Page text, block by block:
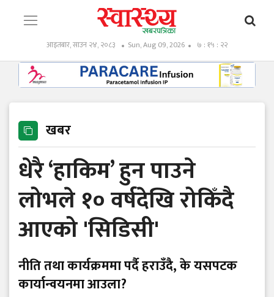
आइतबार, साउन २४, २०८३ Sun, Aug 09, 2026 ७ : १५ : २३
खबर
धेरै ‘हाकिम’ हुन पाउने
लोभले १० वर्षदेखि रोकिँदै
आएको 'सिडिसी'
नीति तथा कार्यक्रममा पर्दै हराउँदै, के यसपटक
कार्यान्वयनमा आउला?